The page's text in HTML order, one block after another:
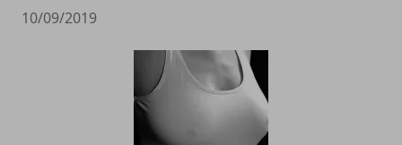
10/09/2019